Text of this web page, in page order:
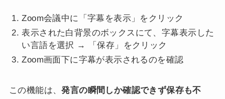
Zoom会議中に「字幕を表示」をクリック
表示された白背景のボックスにて、字幕表示した
い言語を選択 → 「保存」をクリック
Zoom画面下に字幕が表示されるのを確認
この機能は、発言の瞬間しか確認できず保存も不